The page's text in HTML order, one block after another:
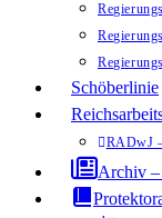
Schöberlinie
RADwJ
Archiv –